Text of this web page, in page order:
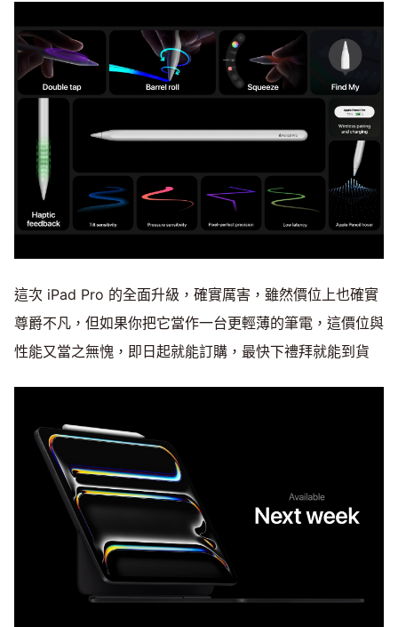
這次 iPad Pro 的全面升級，確實厲害，雖然價位上也確實
尊爵不凡，但如果你把它當作一台更輕薄的筆電，這價位與
性能又當之無愧，即日起就能訂購，最快下禮拜就能到貨